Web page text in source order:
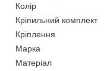
Колір
Кріпильний комплект
Кріплення
Марка
Матеріал